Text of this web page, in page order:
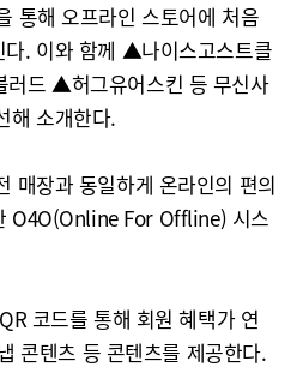
통해 오프라인 스토어에 처음
다. 이와 함께 ▲나이스고스트클
드 ▲허그유어스킨 등 무신사
해 소개한다.
매장과 동일하게 온라인의 편의
O4O(Online For Offline) 시스
코드를 통해 회원 혜택가 연
콘텐츠 등 콘텐츠를 제공한다.